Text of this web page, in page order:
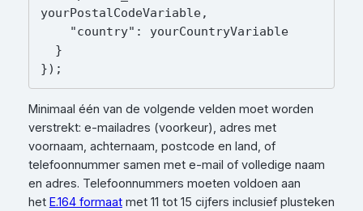
yourPostalCodeVariable,
Minimaal één van de volgende velden moet worden
verstrekt: e-mailadres (voorkeur), adres met
voornaam, achternaam, postcode en land, of
telefoonnummer samen met e-mail of volledige naam
en adres. Telefoonnummers moeten voldoen aan
het E.164 formaatmet 11 tot 15 cijfers inclusief plusteken